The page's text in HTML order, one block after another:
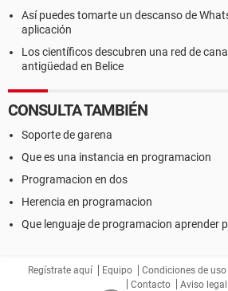
Así puedes tomarte un descanso de
aplicación
Los científicos descubren una red de
antigüedad en Belice
CONSULTA TAMBIÉN
Soporte de garena
Que es una instancia en programacion
Programacion en dos
Herencia en programacion
Que lenguaje de programacion aprender
Regístrate aquí Equipo Condiciones de uso
Contacto
Aviso legal